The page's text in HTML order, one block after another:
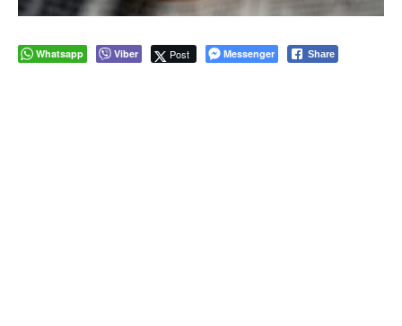
Whatsapp Viber Post Messenger Share